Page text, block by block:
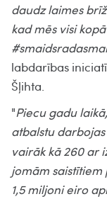
daudz laimes
kad mēs visi
labdarības
Šļihta.
"Piecu gadu
atbalstu
vairāk kā 260 ar
jomām
1,5 miljoni eiro